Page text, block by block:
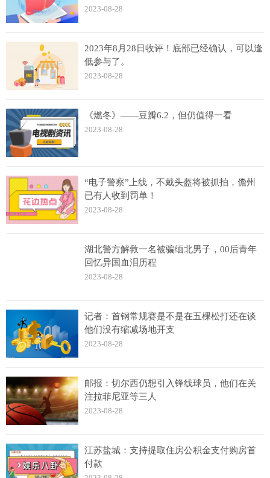
2023-08-28
2023年8月28日收评！底部已经确认，可以逢
低参与了。
2023-08-28
《燃冬》——豆瓣6.2，但仍值得一看
2023-08-28
“电子警察”上线，不戴头盔将被抓拍，儋州
已有人收到罚单！
2023-08-28
湖北警方解救一名被骗缅北男子，00后青年
回忆异国血泪历程
2023-08-28
记者：首钢常规赛是不是在五棵松打还在谈
他们没有缩减场地开支
2023-08-28
邮报：切尔西仍想引入锋线球员，他们在关
注拉菲尼亚等三人
2023-08-28
江苏盐城：支持提取住房公积金支付购房首
付款